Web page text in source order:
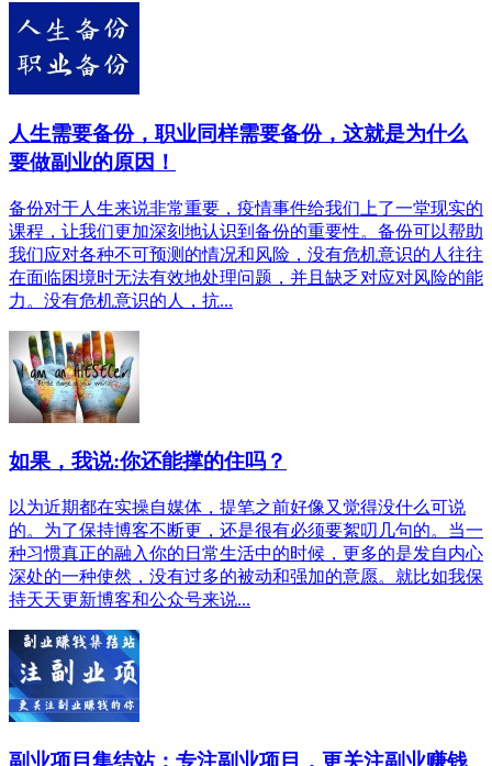
人生需要备份，职业同样需要备份，这就是为什么
要做副业的原因！
备份对于人生来说非常重要，疫情事件给我们上了一堂现实的
课程，让我们更加深刻地认识到备份的重要性。备份可以帮助
我们应对各种不可预测的情况和风险，没有危机意识的人往往
在面临困境时无法有效地处理问题，并且缺乏对应对风险的能
力。没有危机意识的人，抗...
如果，我说:你还能撑的住吗？
以为近期都在实操自媒体，提笔之前好像又觉得没什么可说
的。为了保持博客不断更，还是很有必须要絮叨几句的。当一
种习惯真正的融入你的日常生活中的时候，更多的是发自内心
深处的一种使然，没有过多的被动和强加的意愿。就比如我保
持天天更新博客和公众号来说...
副业项目集结站：专注副业项目，更关注副业赚钱